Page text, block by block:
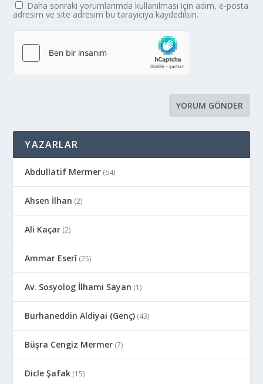
Daha sonraki yorumlarımda kullanılması için adım, e-posta
adresim ve site adresim bu tarayıcıya kaydedilsin.
YAZARLAR
Abdullatif Mermer (64)
Ahsen İlhan (2)
Ali Kaçar (2)
Ammar Eserî(25)
Av. Sosyolog İlhami Sayan (1)
Burhaneddin Aldiyai (Genç) (43)
Büşra Cengiz Mermer (7)
Dicle Şafak (15)